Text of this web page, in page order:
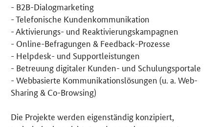
- B2B-Dialogmarketing
- Telefonische Kundenkommunikation
- Aktivierungs- und Reaktivierungskampagnen
- Online-Befragungen & Feedback-Prozesse
- Helpdesk- und Supportleistungen
- Betreuung digitaler Kunden- und Schulungsportale
- Webbasierte Kommunikationslösungen (u. a. Web-
Sharing & Co-Browsing)
Die Projekte werden eigenständig konzipiert,